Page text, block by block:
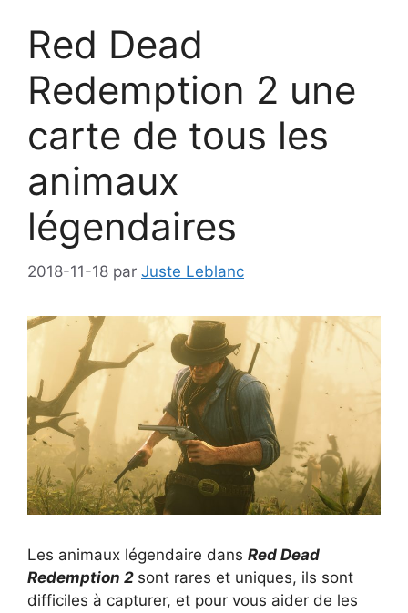
Red Dead
Redemption 2 une
carte de tous les
animaux
légendaires
2018-11-18 par Juste Leblanc
Les animaux légendaire dans Red Dead
Redemption 2 sont rares et uniques, ils sont
difficiles à capturer, et pour vous aider de les